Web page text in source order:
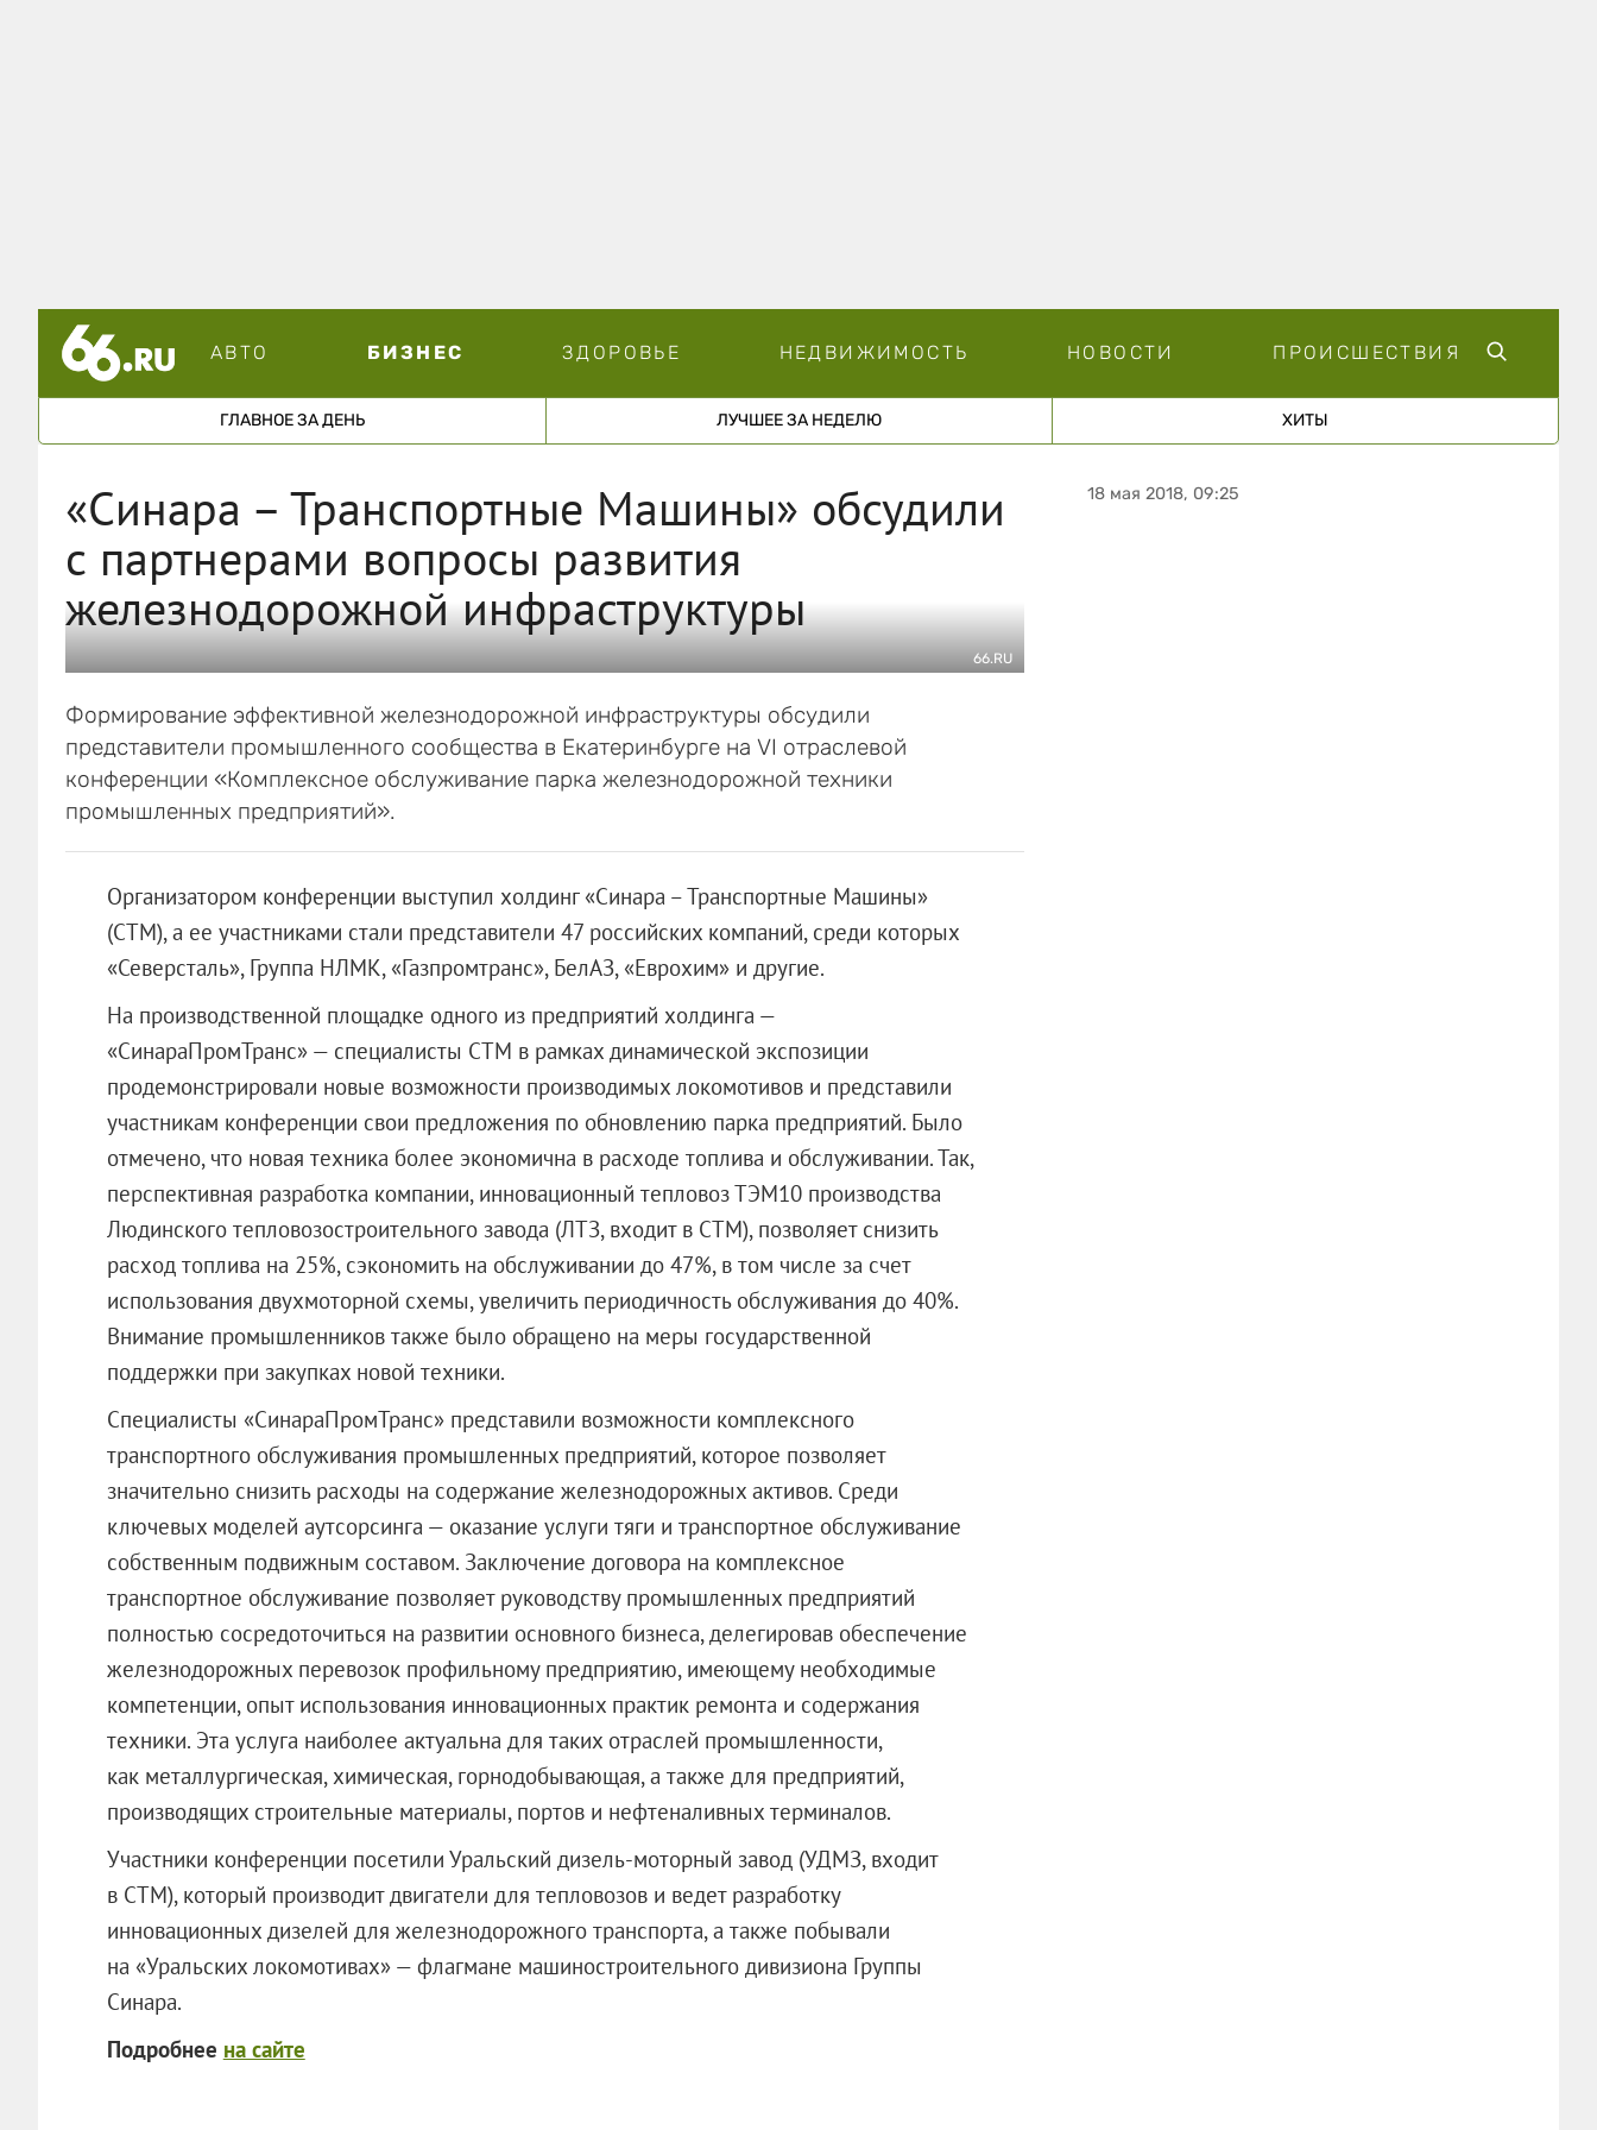
АВТО БИЗНЕС ЗДОРОВЬЕ НЕДВИЖИМОСТЬ НОВОСТИ ПРОИСШЕСТВИЯ
ГЛАВНОЕ ЗА ДЕНЬ ЛУЧШЕЕ ЗА НЕДЕЛЮ ХИТЫ
«Синара – Транспортные Машины» обсудили
с партнерами вопросы развития
железнодорожной инфраструктуры
66.RU
Формирование эффективной железнодорожной инфраструктуры обсудили
представители промышленного сообщества в Екатеринбурге на VI отраслевой
конференции «Комплексное обслуживание парка железнодорожной техники
промышленных предприятий».
Организатором конференции выступил холдинг «Синара – Транспортные Машины»
(СТМ), а ее участниками стали представители 47 российских компаний, среди которых
«Северсталь», Группа НЛМК, «Газпромтранс», БелАЗ, «Еврохим» и другие.
На производственной площадке одного из предприятий холдинга —
«СинараПромТранс» — специалисты СТМ в рамках динамической экспозиции
продемонстрировали новые возможности производимых локомотивов и представили
участникам конференции свои предложения по обновлению парка предприятий. Было
отмечено, что новая техника более экономична в расходе топлива и обслуживании. Так,
перспективная разработка компании, инновационный тепловоз ТЭМ10 производства
Людинского тепловозостроительного завода (ЛТЗ, входит в СТМ), позволяет снизить
расход топлива на 25%, сэкономить на обслуживании до 47%, в том числе за счет
использования двухмоторной схемы, увеличить периодичность обслуживания до 40%.
Внимание промышленников также было обращено на меры государственной
поддержки при закупках новой техники.
Специалисты «СинараПромТранс» представили возможности комплексного
транспортного обслуживания промышленных предприятий, которое позволяет
значительно снизить расходы на содержание железнодорожных активов. Среди
ключевых моделей аутсорсинга — оказание услуги тяги и транспортное обслуживание
собственным подвижным составом. Заключение договора на комплексное
транспортное обслуживание позволяет руководству промышленных предприятий
полностью сосредоточиться на развитии основного бизнеса, делегировав обеспечение
железнодорожных перевозок профильному предприятию, имеющему необходимые
компетенции, опыт использования инновационных практик ремонта и содержания
техники. Эта услуга наиболее актуальна для таких отраслей промышленности,
как металлургическая, химическая, горнодобывающая, а также для предприятий,
производящих строительные материалы, портов и нефтеналивных терминалов.
Участники конференции посетили Уральский дизель-моторный завод (УДМЗ, входит
в СТМ), который производит двигатели для тепловозов и ведет разработку
инновационных дизелей для железнодорожного транспорта, а также побывали
на «Уральских локомотивах» — флагмане машиностроительного дивизиона Группы
Синара.
Подробнее на сайте
18 мая 2018, 09:25